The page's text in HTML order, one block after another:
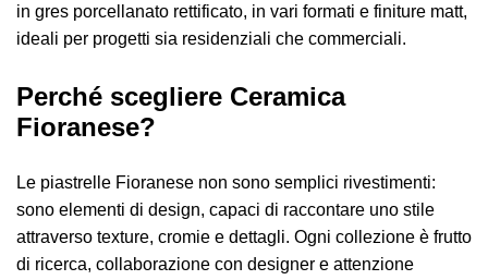
in gres porcellanato rettificato, in vari formati e finiture matt,
ideali per progetti sia residenziali che commerciali.
Perché scegliere Ceramica
Fioranese?
Le piastrelle Fioranese non sono semplici rivestimenti:
sono elementi di design, capaci di raccontare uno stile
attraverso texture, cromie e dettagli. Ogni collezione è frutto
di ricerca, collaborazione con designer e attenzione